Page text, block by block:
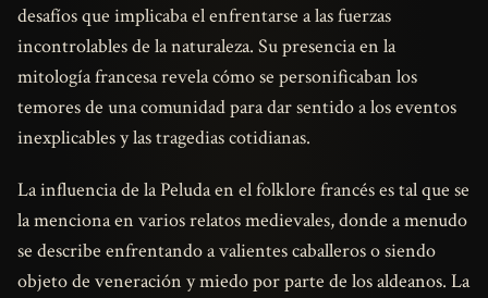
desafíos que implicaba el enfrentarse a las fuerzas
incontrolables de la naturaleza. Su presencia en la
mitología francesa revela cómo se personificaban los
temores de una comunidad para dar sentido a los eventos
inexplicables y las tragedias cotidianas.
La influencia de la Peluda en el folklore francés es tal que se
la menciona en varios relatos medievales, donde a menudo
se describe enfrentando a valientes caballeros o siendo
objeto de veneración y miedo por parte de los aldeanos. La